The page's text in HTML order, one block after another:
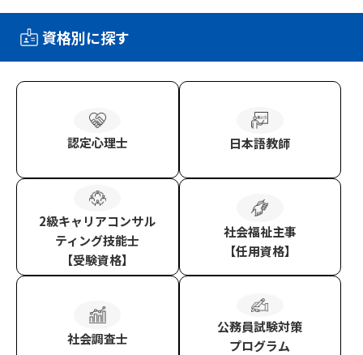
資格別に探す
認定心理士 日本語教師
2級キャリアコンサル
ティング技能士
【受験資格】
社会福祉主事
【任用資格】
社会調査士
公務員試験対策
プログラム